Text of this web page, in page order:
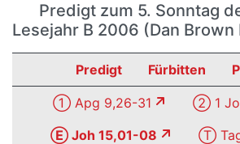
Predigt zum 5. Sonntag
Lesejahr B 2006 (Dan Brown
Predigt Fürbitten
① Apg 9,26-31
② 1
Ⓔ Joh 15,01-08
Ⓣ